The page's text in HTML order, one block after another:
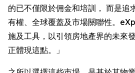
的已不僅限於佣金和培訓， 而是追
有權、全球覆蓋及市場關聯性。
施及工具，以引領房地產界的未來
正體現這點。」